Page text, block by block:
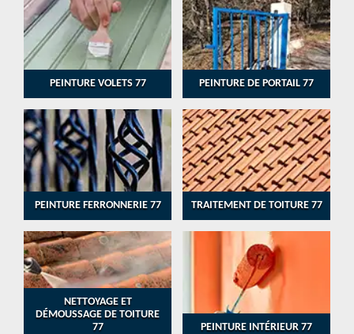
PEINTURE VOLETS 77 PEINTURE DE PORTAIL 77
PEINTURE FERRONNERIE 77 TRAITEMENT DE TOITURE 77
NETTOYAGE ET
DÉMOUSSAGE DE TOITURE
77
PEINTURE INTÉRIEUR 77